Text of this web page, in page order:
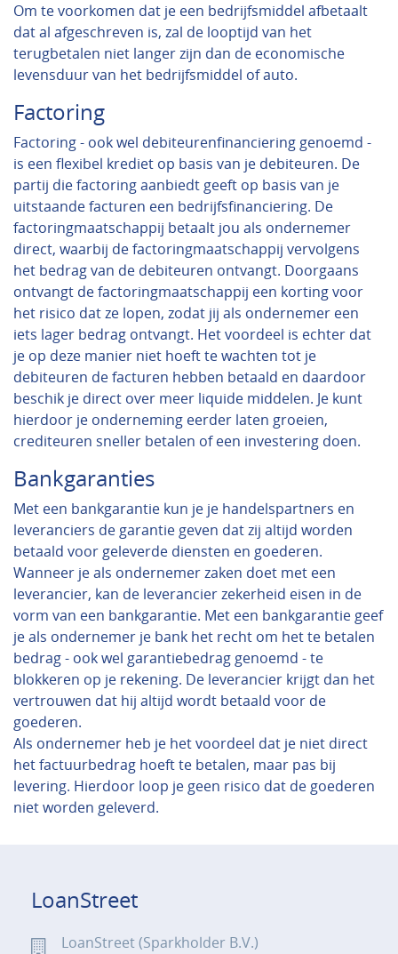
Om te voorkomen dat je een bedrijfsmiddel afbetaalt
dat al afgeschreven is, zal de looptijd van het
terugbetalen niet langer zijn dan de economische
levensduur van het bedrijfsmiddel of auto.
Factoring
Factoring - ook wel debiteurenfinanciering genoemd -
is een flexibel krediet op basis van je debiteuren. De
partij die factoring aanbiedt geeft op basis van je
uitstaande facturen een bedrijfsfinanciering. De
factoringmaatschappij betaalt jou als ondernemer
direct, waarbij de factoringmaatschappij vervolgens
het bedrag van de debiteuren ontvangt. Doorgaans
ontvangt de factoringmaatschappij een korting voor
het risico dat ze lopen, zodat jij als ondernemer een
iets lager bedrag ontvangt. Het voordeel is echter dat
je op deze manier niet hoeft te wachten tot je
debiteuren de facturen hebben betaald en daardoor
beschik je direct over meer liquide middelen. Je kunt
hierdoor je onderneming eerder laten groeien,
crediteuren sneller betalen of een investering doen.
Bankgaranties
Met een bankgarantie kun je je handelspartners en
leveranciers de garantie geven dat zij altijd worden
betaald voor geleverde diensten en goederen.
Wanneer je als ondernemer zaken doet met een
leverancier, kan de leverancier zekerheid eisen in de
vorm van een bankgarantie. Met een bankgarantie geef
je als ondernemer je bank het recht om het te betalen
bedrag - ook wel garantiebedrag genoemd - te
blokkeren op je rekening. De leverancier krijgt dan het
vertrouwen dat hij altijd wordt betaald voor de
goederen.
Als ondernemer heb je het voordeel dat je niet direct
het factuurbedrag hoeft te betalen, maar pas bij
levering. Hierdoor loop je geen risico dat de goederen
niet worden geleverd.
LoanStreet
LoanStreet (Sparkholder B.V.)